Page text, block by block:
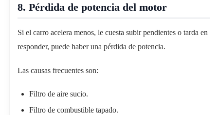
8. Pérdida de potencia del motor
Si el carro acelera menos, le cuesta subir pendientes o tarda en
responder, puede haber una pérdida de potencia.
Las causas frecuentes son:
Filtro de aire sucio.
Filtro de combustible tapado.